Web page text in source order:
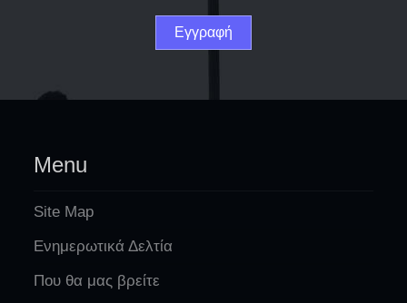
Menu
Site Map
Ενημερωτικά Δελτία
Που θα μας βρείτε